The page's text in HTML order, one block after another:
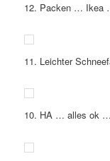
12. Packen … Ikea
11. Leichter
10. HA … alles ok